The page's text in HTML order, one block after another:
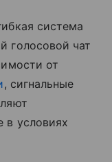
система
голосовой чат
от
, сигнальные
в условиях